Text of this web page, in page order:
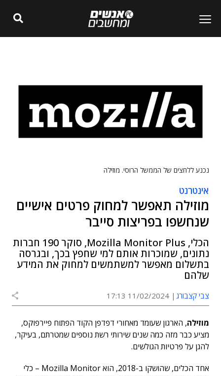
נכנע ללחצים של הממשל הרוסי. מוזילה
אינטרנט
מוזילה תאפשר למחוק פרטים אישיים
שנחשפו בפריצות סייבר
הכלי, Mozilla Monitor Plus, סוקר 190 חברות
נתונים, שמוכרות אותם למי שחפץ בכך, ובגרסה
בתשלום מאפשר למשתמשים למחוק את המידע
שלהם
צבי קצבורג 11/02/2024 17:13
מוזילה, הארגון שעומד מאחורי דפדפן הקוד הפתוח פיירפוקס,
מציע כבר מזה כמה שנים שירותי רשת נוספים שמטרתם, בעיקר,
להגן על פרטיות הגולשים.
אחד הכלים, שהושקו ב-2018, הוא Mozilla Monitor – כלי